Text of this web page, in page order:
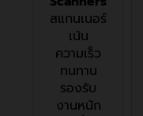
สแกนเนอร์
เน้น
ความเร็ว
ทนทาน
รองรับ
งานหนัก